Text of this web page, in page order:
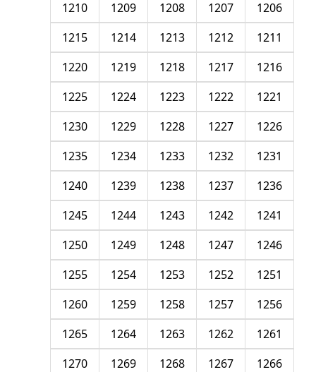
1206
1207
1208
1209
1210
1211
1212
1213
1214
1215
1216
1217
1218
1219
1220
1221
1222
1223
1224
1225
1226
1227
1228
1229
1230
1231
1232
1233
1234
1235
1236
1237
1238
1239
1240
1241
1242
1243
1244
1245
1246
1247
1248
1249
1250
1251
1252
1253
1254
1255
1256
1257
1258
1259
1260
1261
1262
1263
1264
1265
1266
1267
1268
1269
1270